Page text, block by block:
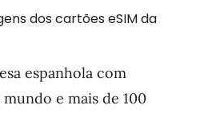
dos cartões eSIM da
espanhola com
e mais de 100